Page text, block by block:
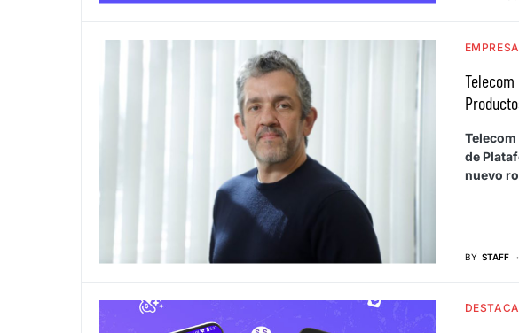
de
nuevo
BY STAFF